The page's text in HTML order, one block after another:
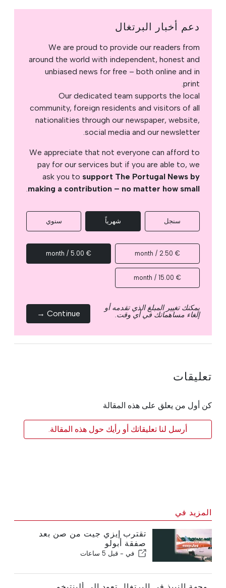
دعم أخبار البرتغال
We are proud to provide our readers from
around the world with independent, honest and
unbiased news for free – both online and in
print.
Our dedicated team supports the local
community, foreign residents and visitors of all
nationalities through our newspaper, website,
social media and our newsletter.
We appreciate that not everyone can afford to
pay for our services but if you are able to, we
ask you to support The Portugal News by
making a contribution – no matter how small
.
سنجل شهرياً سنوي
€ 2.50 / month
€ 5.00 / month
€ 15.00 / month
يمكنك تغيير المبلغ الذي تقدمه أو
إلغاء مساهماتك في أي وقت. Continue →
تعليقات
كن أول من يعلق على هذه المقالة
أرسل لنا تعليقاتك أو رأيك حول هذه المقالة.
المزيد في
تقترب إيزي جيت من صن بعد
صفقة أبولو
في - قبل 5 ساعات